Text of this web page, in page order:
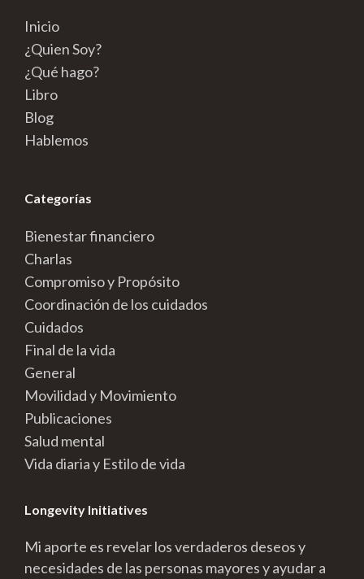
Inicio
¿Quien Soy?
¿Qué hago?
Libro
Blog
Hablemos
Categorías
Bienestar financiero
Charlas
Compromiso y Propósito
Coordinación de los cuidados
Cuidados
Final de la vida
General
Movilidad y Movimiento
Publicaciones
Salud mental
Vida diaria y Estilo de vida
Longevity Initiatives
Mi aporte es revelar los verdaderos deseos y
necesidades de las personas mayores y ayudar a